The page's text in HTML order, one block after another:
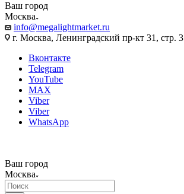
Ваш город
Москва
info@megalightmarket.ru
г. Москва, Ленинградский пр-кт 31, стр. 3
Вконтакте
Telegram
YouTube
MAX
Viber
Viber
WhatsApp
Ваш город
Москва